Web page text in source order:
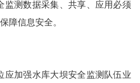
测数据采集、共享、应用必须
障信息安全。
加强水库大坝安全监测队伍业